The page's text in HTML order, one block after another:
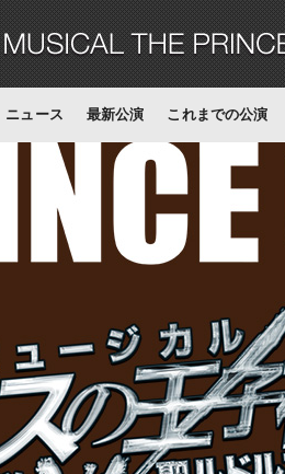
ニュース 最新公演 これまでの公演